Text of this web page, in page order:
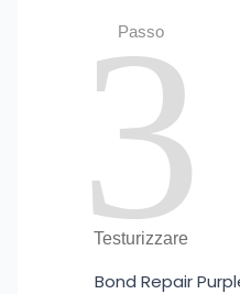
Passo
3
Testurizzare
Bond Repair